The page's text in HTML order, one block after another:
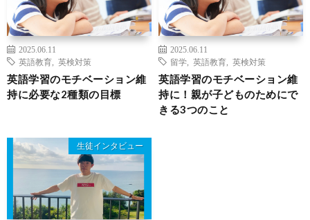
2025.06.11
英語教育
英検対策
英語学習のモチベーション維
持に必要な2種類の目標
2025.06.11
留学
英語教育 英検対策
英語学習のモチベーション維
持に！親が子どものためにで
きる3つのこと
生徒インタビュー